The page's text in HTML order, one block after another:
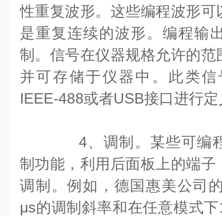
性重复波形。这些编程波形
是重复连续的波形。编程输
制。信号在仪器规格允许的
并可存储于仪器中。此类信
IEEE-488或者USB接口进行
4、调制。某些可编
制功能，利用后面板上的端
调制。例如，德国惠美公司
μs的调制斜率和在任意模式